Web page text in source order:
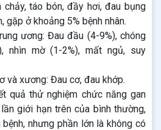
chảy, táo bón, đầy hơi, đau bụng
gặp ở khoảng 5% bệnh nhân.
ương: Đau đầu (4-9%), chóng
nhìn mờ (1-2%), mất ngủ, suy
và xương: Đau cơ, đau khớp.
quả thử nghiệm chức năng gan
giới hạn trên của bình thường,
nhưng phần lớn là không có